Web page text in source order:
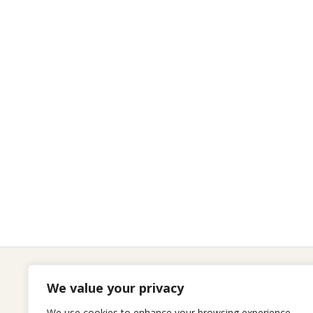
We value your privacy